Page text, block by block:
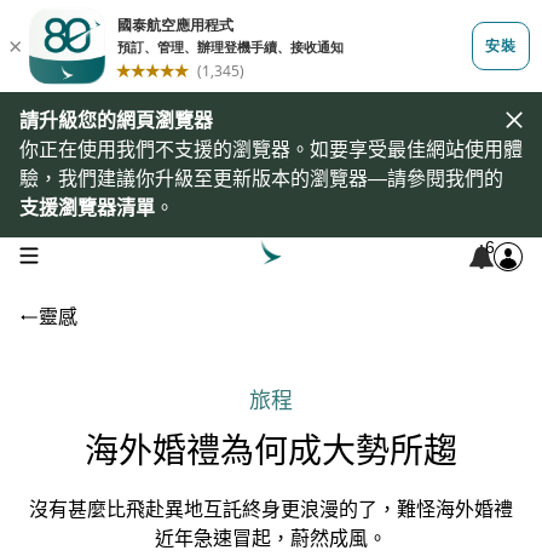
請升級您的網頁瀏覽器
你正在使用我們不支援的瀏覽器。如要享受最佳網站使用體
驗，我們建議你升級至更新版本的瀏覽器—請參閱我們的
支援瀏覽器清單 。
open navigation menu 6
靈感
旅程
海外婚禮為何成大勢所趨
沒有甚麼比飛赴異地互託終身更浪漫的了，難怪海外婚禮
近年急速冒起，蔚然成風。